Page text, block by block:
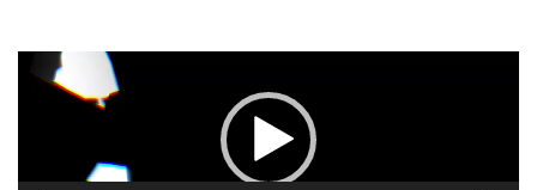
Pemutar
Video